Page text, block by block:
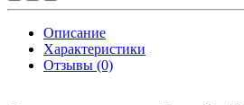
Описание
Характеристики
Отзывы (0)